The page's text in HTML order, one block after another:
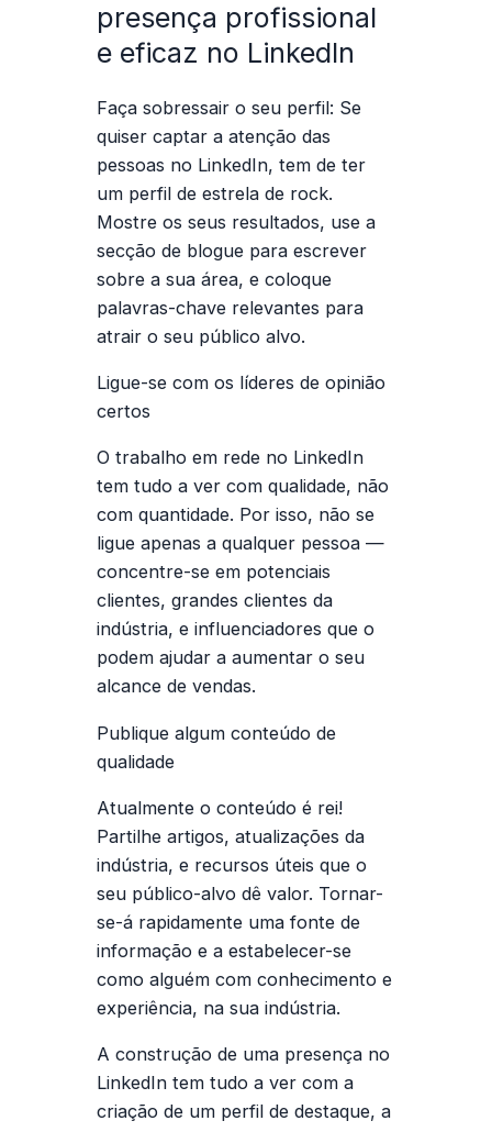
presença profissional
e eficaz no LinkedIn
Faça sobressair o seu perfil: Se
quiser captar a atenção das
pessoas no LinkedIn, tem de ter
um perfil de estrela de rock.
Mostre os seus resultados, use a
secção de blogue para escrever
sobre a sua área, e coloque
palavras-chave relevantes para
atrair o seu público alvo.
Ligue-se com os líderes de opinião
certos
O trabalho em rede no LinkedIn
tem tudo a ver com qualidade, não
com quantidade. Por isso, não se
ligue apenas a qualquer pessoa —
concentre-se em potenciais
clientes, grandes clientes da
indústria, e influenciadores que o
podem ajudar a aumentar o seu
alcance de vendas.
Publique algum conteúdo de
qualidade
Atualmente o conteúdo é rei!
Partilhe artigos, atualizações da
indústria, e recursos úteis que o
seu público-alvo dê valor. Tornar-
se-á rapidamente uma fonte de
informação e a estabelecer-se
como alguém com conhecimento e
experiência, na sua indústria.
A construção de uma presença no
LinkedIn tem tudo a ver com a
criação de um perfil de destaque, a